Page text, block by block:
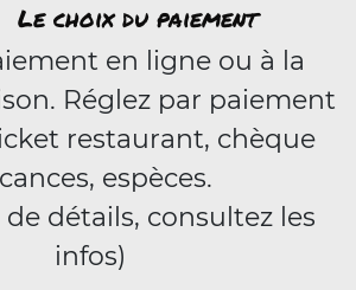
Le choix du paiement
en ligne ou à la
Réglez par paiement
restaurant, chèque
espèces.
détails, consultez les
infos)